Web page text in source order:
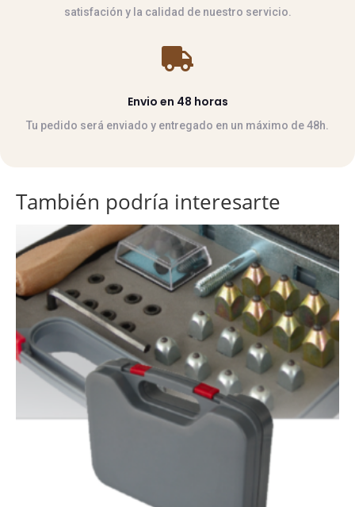
satisfación y la calidad de nuestro servicio.

Envio en 48 horas
Tu pedido será enviado y entregado en un máximo de 48h.
También podría interesarte